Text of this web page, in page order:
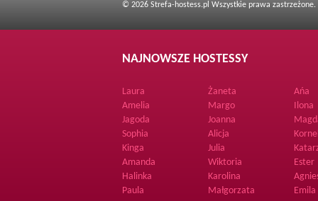
© 2026 Strefa-hostess.pl Wszystkie prawa zastrzeżone.
NAJNOWSZE HOSTESSY
Laura Żaneta Ańa
Amelia
Margo Ilona
Jagoda
Joanna
Sophia
Alicja
Kinga
Julia
Amanda
Wiktoria Ester
Halinka
Karolina
Paula
Małgorzata Emila